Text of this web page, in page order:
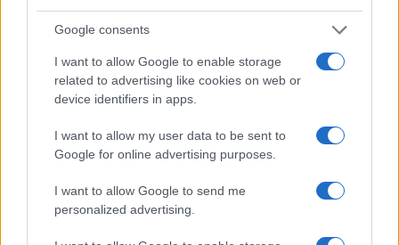
Google consents
I want to allow Google to enable storage
related to advertising like cookies on web or
device identifiers in apps.
I want to allow my user data to be sent to
Google for online advertising purposes.
I want to allow Google to send me
personalized advertising.